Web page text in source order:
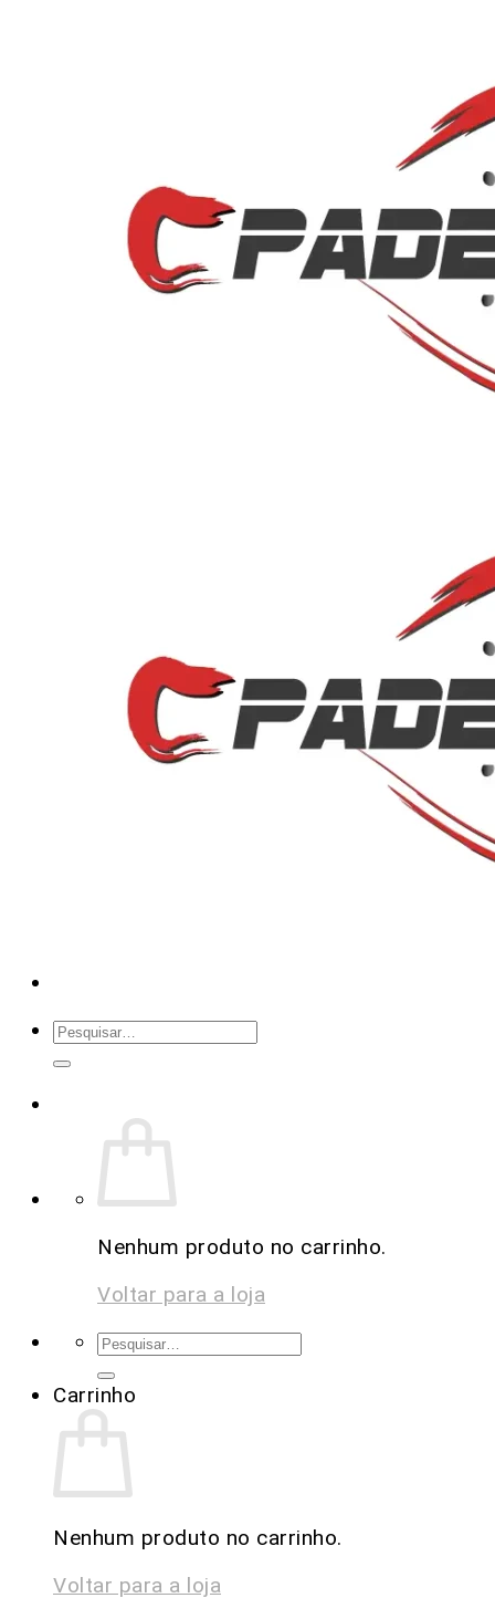
Nenhum produto no carrinho.
Voltar para a loja
Carrinho
Nenhum produto no carrinho.
Voltar para a loja